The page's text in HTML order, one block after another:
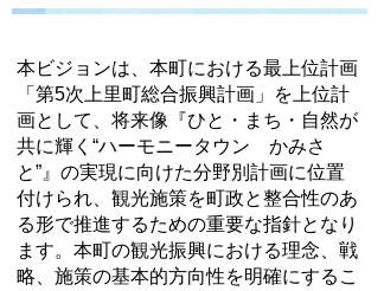
本ビジョンは、本町における最上位計画
「第5次上里町総合振興計画」を上位計
画として、将来像『ひと・まち・自然が
共に輝く“ハーモニータウン かみさ
と”』の実現に向けた分野別計画に位置
付けられ、観光施策を町政と整合性のあ
る形で推進するための重要な指針となり
ます。本町の観光振興における理念、戦
略、施策の基本的方向性を明確にするこ